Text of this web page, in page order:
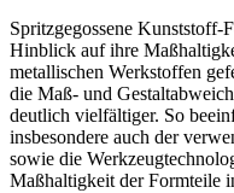
Spritzgegossene Kunststoff-
Hinblick auf ihre
metalli­schen Werkstoffen
die Maß- und
deutlich vielfältiger. So
ins­beson­dere auch der
sowie die
Maßhaltigkeit der Formteile